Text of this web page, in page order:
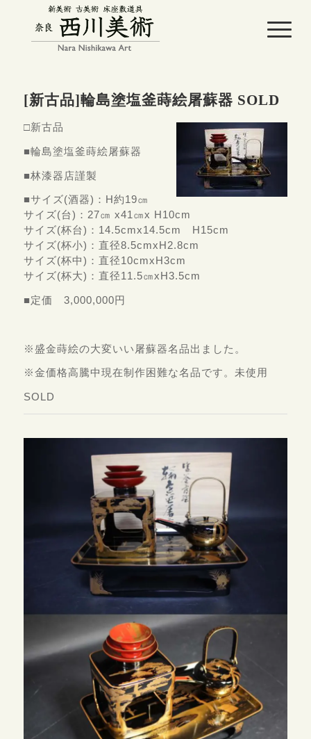
[新古品]輪島塗塩釜蒔絵屠蘇器 SOLD
□新古品
■輪島塗塩釜蒔絵屠蘇器
■林漆器店謹製
■サイズ(酒器)：H約19㎝
サイズ(台)：27㎝ x41㎝x H10cm
サイズ(杯台)：14.5cmx14.5cm H15cm
サイズ(杯小)：直径8.5cmxH2.8cm
サイズ(杯中)：直径10cmxH3cm
サイズ(杯大)：直径11.5㎝xH3.5cm
■定価 3,000,000円
※盛金蒔絵の大変いい屠蘇器名品出ました。
※金価格高騰中現在制作困難な名品です。未使用
SOLD